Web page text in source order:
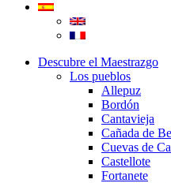
Descubre el Maestrazgo
Los pueblos
Allepuz
Bordón
Cantavieja
Cañada de
Cuevas de
Castellote
Fortanete